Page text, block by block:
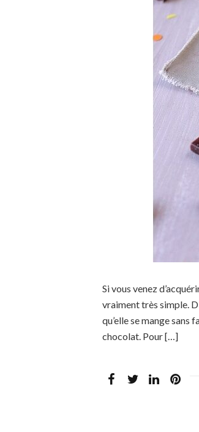
Si vous venez
vraiment très simple.
qu’elle se mange sans
chocolat. Pour […]